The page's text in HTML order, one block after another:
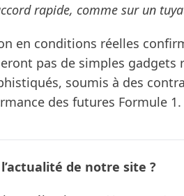
rapide, comme sur un
en conditions réelles
pas de simples gadgets
soumis à des
des futures Formule 1.
de notre site ?